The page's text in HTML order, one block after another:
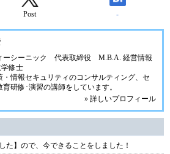
Post -
ーシーニック
代表取締役 M.B.A. 経営情報
修士
・情報セキュリティのコンサルティング、セ
育研修･演習の講師をしています。
» 詳しいプロフィール
た】ので、今できることをしました！